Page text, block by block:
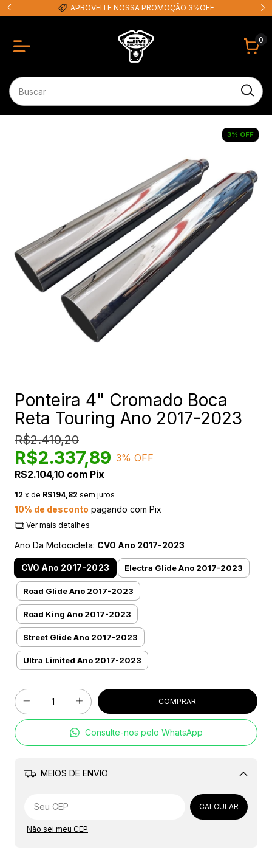
APROVEITE NOSSA PROMOÇÃO 3%OFF
0
3% OFF
Ponteira 4" Cromado Boca
Reta Touring Ano 2017-2023
R$2.410,20
R$2.337,89 3% OFF
R$2.104,10 com Pix
12 x de R$194,82 sem juros
10% de desconto pagando com Pix
Ver mais detalhes
Ano Da Motocicleta: CVO Ano 2017-2023
CVO Ano 2017-2023 Electra Glide Ano 2017-2023
Road Glide Ano 2017-2023
Road King Ano 2017-2023
Street Glide Ano 2017-2023
Ultra Limited Ano 2017-2023
Consulte-nos pelo WhatsApp
MEIOS DE ENVIO
Alterar CEP
CALCULAR
Não sei meu CEP